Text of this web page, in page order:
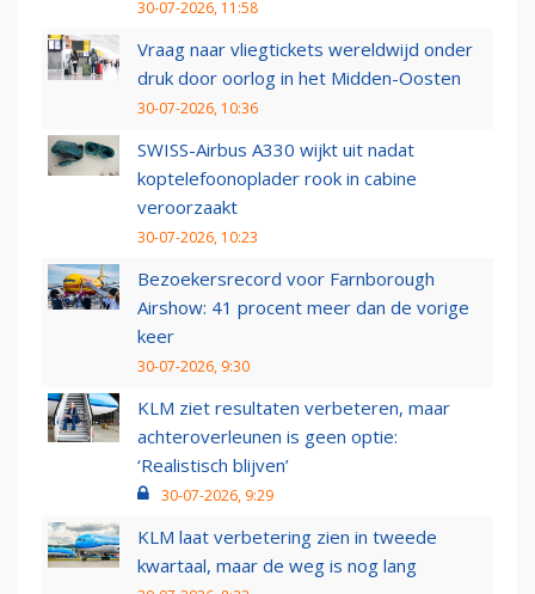
30-07-2026, 11:58
Vraag naar vliegtickets wereldwijd onder
druk door oorlog in het Midden-Oosten
30-07-2026, 10:36
SWISS-Airbus A330 wijkt uit nadat
koptelefoonoplader rook in cabine
veroorzaakt
30-07-2026, 10:23
Bezoekersrecord voor Farnborough
Airshow: 41 procent meer dan de vorige
keer
30-07-2026, 9:30
KLM ziet resultaten verbeteren, maar
achteroverleunen is geen optie:
‘Realistisch blijven’
30-07-2026, 9:29
KLM laat verbetering zien in tweede
kwartaal, maar de weg is nog lang